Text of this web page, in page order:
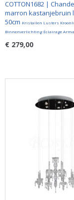
COTTON1682 |
marron kastanjebruin
50cm Kristallen Lusters
Binnenverlichting Éclairage Arma
€ 279,00